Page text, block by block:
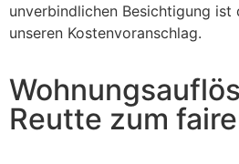
unverbindlichen Besichtigung ist
unseren Kostenvoranschlag.
Reutte zum